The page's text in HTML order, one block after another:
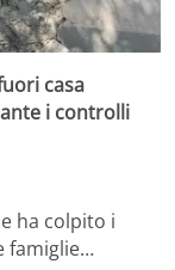
casa
i controlli
ha colpito i
famiglie…